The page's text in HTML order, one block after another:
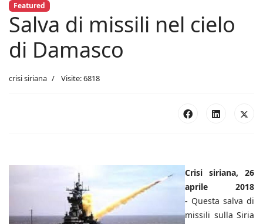
Featured
Salva di missili nel cielo
di Damasco
crisi siriana Visite: 6818
Crisi siriana, 26
aprile 2018
- Questa salva di
missili sulla Siria